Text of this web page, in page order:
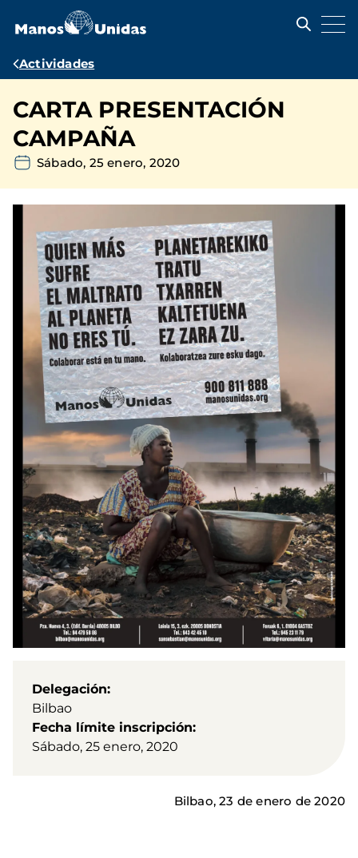
contenido
Ruta
navegación
Actividades
CARTA PRESENTACIÓN
CAMPAÑA
Sábado, 25 enero, 2020
Delegación
Bilbao
Fecha límite inscripción
Sábado, 25 enero, 2020
Bilbao, 23 de enero de 2020